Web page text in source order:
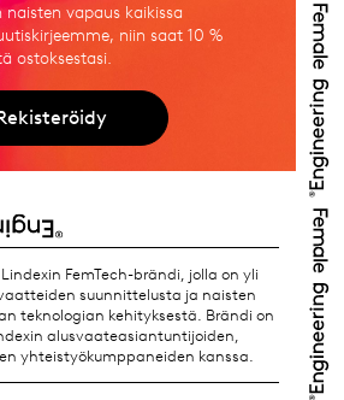
vapaus kaikissa
niin saat 10 %
ostoksestasi.
FemTech-brändi, jolla on yli
suunnittelusta ja naisten
teknologian kehityksestä. Brändi on
alusvaateasiantuntijoiden,
yhteistyökumppaneiden kanssa.